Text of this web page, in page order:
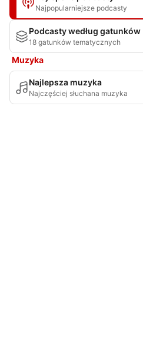
Najpopularniejsze podcasty
Podcasty według gatunków
18 gatunków tematycznych
Muzyka
Najlepsza muzyka
Najczęściej słuchana muzyka